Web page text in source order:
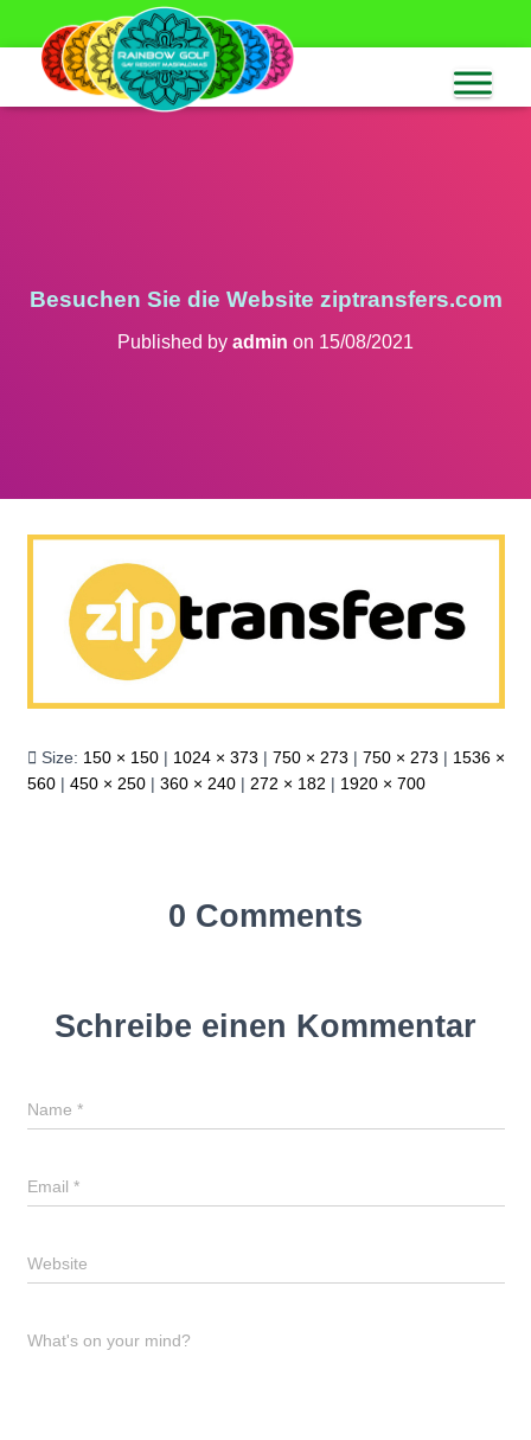
Besuchen Sie die Website ziptransfers.com
Published by admin on 15/08/2021
Size: 150 × 150 | 1024 × 373 | 750 × 273 | 750 × 273 | 1536 ×
560 | 450 × 250 | 360 × 240 | 272 × 182 | 1920 × 700
0 Comments
Schreibe einen Kommentar
Name *
Email *
Website
What's on your mind?